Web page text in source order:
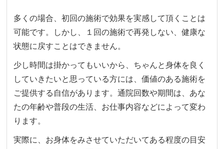
多くの場合、初回の施術で効果を実感して頂くことは
可能です。しかし、１回の施術で再発しない、健康な
状態に戻すことはできません。
少し時間は掛かってもいいから、ちゃんと身体を良く
していきたいと思っている方には、価値のある施術を
ご提供する自信があります。通院回数や期間は、あな
たの年齢や普段の生活、お仕事内容などによって変わ
ります。
実際に、お身体をみさせていただいてある程度の目安